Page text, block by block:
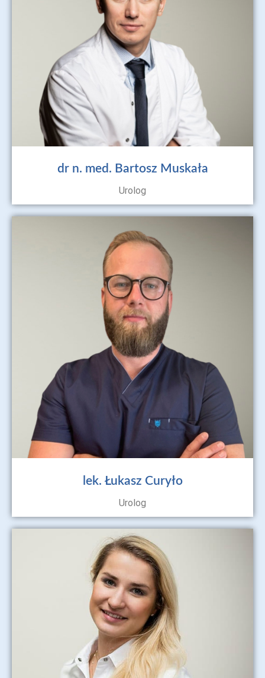
dr n. med. Bartosz Muskała
Urolog
lek. Łukasz Curyło
Urolog